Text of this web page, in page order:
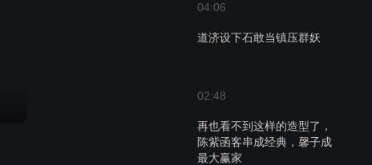
04:06
道济设下石敢当镇压群妖
02:48
再也看不到这样的造型了，
陈紫函客串成经典，馨子成
最大赢家